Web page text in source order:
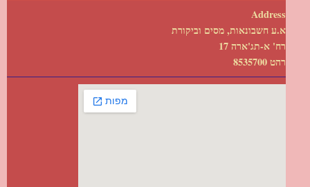
Address
א.ע חשבונאות, מסים וביקורת
רח' א-תג'ארה 17
רהט 8535700